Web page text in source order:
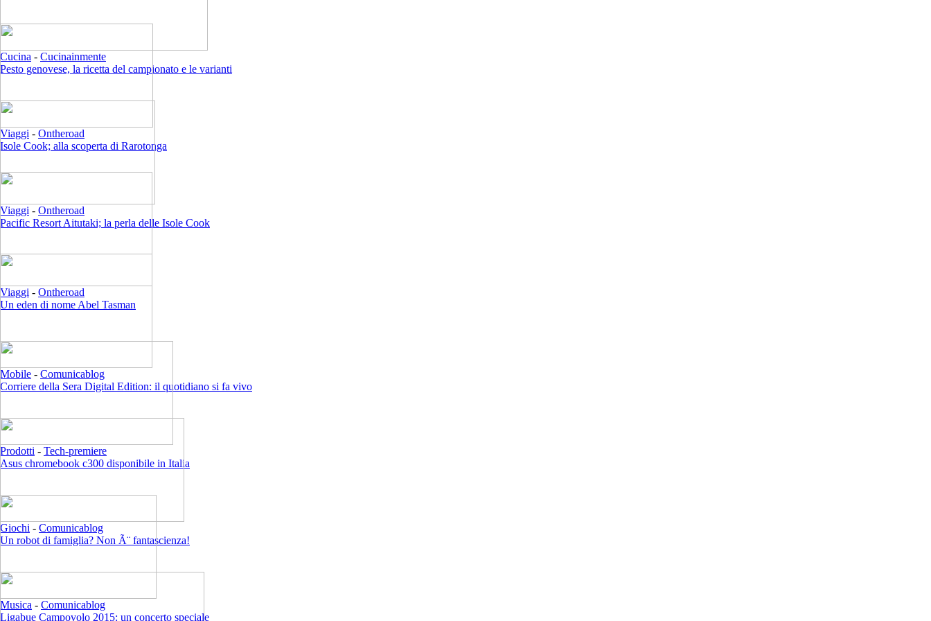
Cucina - Cucinainmente
Pesto genovese, la ricetta del campionato e le varianti
Viaggi - Ontheroad
Isole Cook; alla scoperta di Rarotonga
Viaggi - Ontheroad
Pacific Resort Aitutaki; la perla delle Isole Cook
Viaggi - Ontheroad
Un eden di nome Abel Tasman
Mobile - Comunicablog
Corriere della Sera Digital Edition: il quotidiano si fa vivo
Prodotti - Tech-premiere
Asus chromebook c300 disponibile in Italia
Giochi - Comunicablog
Un robot di famiglia? Non Ã¨ fantascienza!
Musica - Comunicablog
Ligabue Campovolo 2015: un concerto speciale